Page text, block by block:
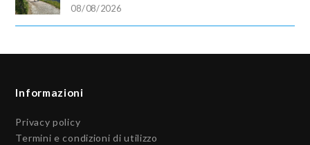
08/08/2026
Informazioni
Privacy policy
Termini e condizioni di utilizzo